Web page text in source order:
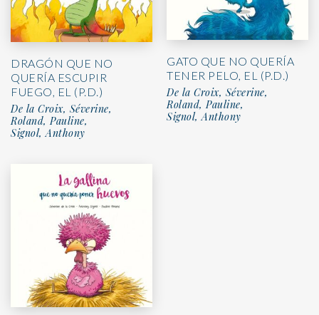
DRAGÓN QUE NO
QUERÍA ESCUPIR
FUEGO, EL (P.D.)
De la Croix, Séverine,
Roland, Pauline,
Signol, Anthony
GATO QUE NO QUERÍA
TENER PELO, EL (P.D.)
De la Croix, Séverine,
Roland, Pauline,
Signol, Anthony